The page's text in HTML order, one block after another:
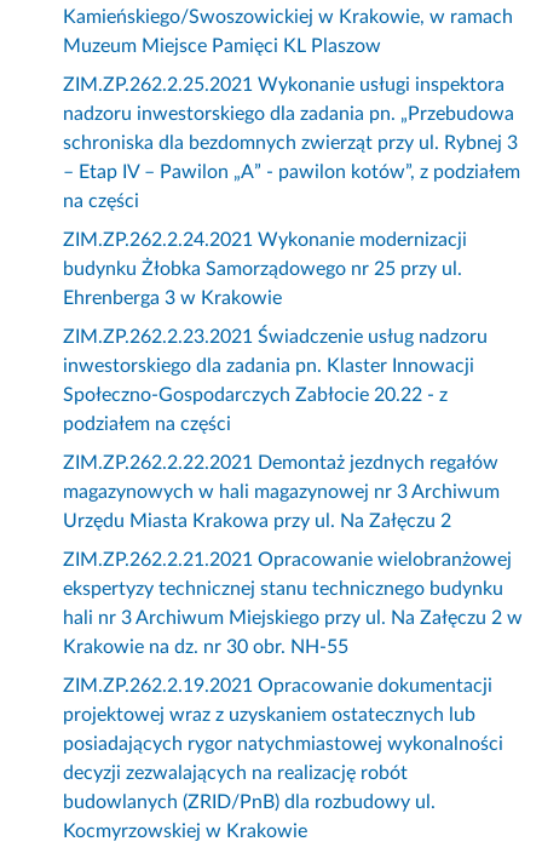
Kamieńskiego/Swoszowickiej w Krakowie, w ramach
Muzeum Miejsce Pamięci KL Plaszow
ZIM.ZP.262.2.25.2021 Wykonanie usługi inspektora
nadzoru inwestorskiego dla zadania pn. „Przebudowa
schroniska dla bezdomnych zwierząt przy ul. Rybnej 3
– Etap IV – Pawilon „A” - pawilon kotów”, z podziałem
na części
ZIM.ZP.262.2.24.2021 Wykonanie modernizacji
budynku Żłobka Samorządowego nr 25 przy ul.
Ehrenberga 3 w Krakowie
ZIM.ZP.262.2.23.2021 Świadczenie usług nadzoru
inwestorskiego dla zadania pn. Klaster Innowacji
Społeczno-Gospodarczych Zabłocie 20.22 - z
podziałem na części
ZIM.ZP.262.2.22.2021 Demontaż jezdnych regałów
magazynowych w hali magazynowej nr 3 Archiwum
Urzędu Miasta Krakowa przy ul. Na Załęczu 2
ZIM.ZP.262.2.21.2021 Opracowanie wielobranżowej
ekspertyzy technicznej stanu technicznego budynku
hali nr 3 Archiwum Miejskiego przy ul. Na Załęczu 2 w
Krakowie na dz. nr 30 obr. NH-55
ZIM.ZP.262.2.19.2021 Opracowanie dokumentacji
projektowej wraz z uzyskaniem ostatecznych lub
posiadających rygor natychmiastowej wykonalności
decyzji zezwalających na realizację robót
budowlanych (ZRID/PnB) dla rozbudowy ul.
Kocmyrzowskiej w Krakowie